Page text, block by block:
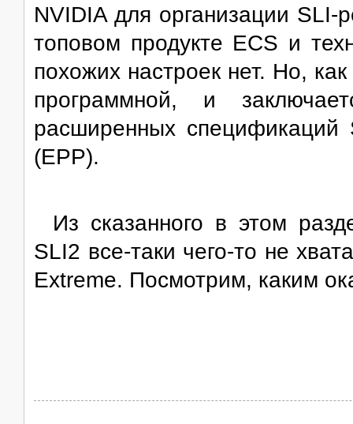
NVIDIA для организации
топовом продукте ECS и
похожих настроек нет. Но,
программной, и
расширенных
(EPP).
Из сказанного в этом
SLI2 все-таки чего-то не
Extreme. Посмотрим, каким